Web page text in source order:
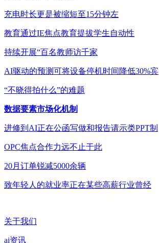
充电时长更是被缩短至15分钟左
教育通过IE焦点教育提拔学生自动性
持续开展“百名教师访千家
AI驱动的预测可将设备停机时间降低30%宾
“不晓得拍什么”的难题
数据要素市场化机制
进修到AI正在公函写做和报告请示类PPT制
OPC焦点合作力远不止于此
20月订单锐减5000余辆
致年轻人的就业率正在某些高薪行业曾经
关于我们
ai资讯